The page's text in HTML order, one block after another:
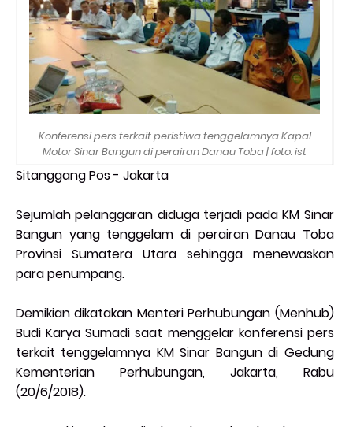
Konferensi pers terkait peristiwa tenggelamnya Kapal
Motor Sinar Bangun di perairan Danau Toba | foto: ist
Sitanggang Pos - Jakarta
Sejumlah pelanggaran diduga terjadi pada KM Sinar
Bangun yang tenggelam di perairan Danau Toba
Provinsi Sumatera Utara sehingga menewaskan
para penumpang.
Demikian dikatakan Menteri Perhubungan (Menhub)
Budi Karya Sumadi saat menggelar konferensi pers
terkait tenggelamnya KM Sinar Bangun di Gedung
Kementerian Perhubungan, Jakarta, Rabu
(20/6/2018).